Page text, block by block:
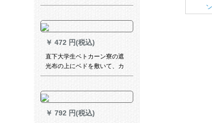
掃き出し窓UVカート熱深さ
2.7【高可改】
￥ 472 円(税込)
直下大学生ベトカーン寮の遮
光布の上にベドを敷いて、カ
ーターテの下の段のレン城壁
長い2 Mの二錠のレンの高さ
1.2メトトはルトンを指す。
￥ 792 円(税込)